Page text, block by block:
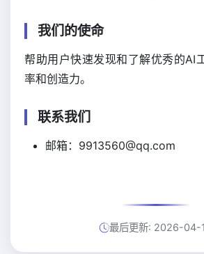
我们的使命
帮助用户快速发现和了解优秀的AI
率和创造力。
联系我们
邮箱：9913560@qq.com
最后更新: 2026-04-